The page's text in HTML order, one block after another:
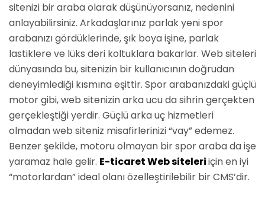
sitenizi bir araba olarak düşünüyorsanız, nedenini
anlayabilirsiniz. Arkadaşlarınız parlak yeni spor
arabanızı gördüklerinde, şık boya işine, parlak
lastiklere ve lüks deri koltuklara bakarlar. Web siteleri
dünyasında bu, sitenizin bir kullanıcının doğrudan
deneyimlediği kısmına eşittir. Spor arabanızdaki güçlü
motor gibi, web sitenizin arka ucu da sihrin gerçekten
gerçekleştiği yerdir. Güçlü arka uç hizmetleri
olmadan web siteniz misafirlerinizi “vay” edemez.
Benzer şekilde, motoru olmayan bir spor araba da işe
yaramaz hale gelir. E-ticaret Web siteleriiçin en iyi
“motorlardan” ideal olanı özelleştirilebilir bir CMS’dir.